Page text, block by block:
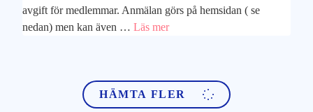
avgift för medlemmar. Anmälan görs på hemsidan ( se
nedan) men kan även … Läs mer
HÄMTA FLER